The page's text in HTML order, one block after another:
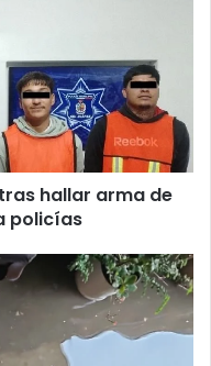
hallar arma de
policías